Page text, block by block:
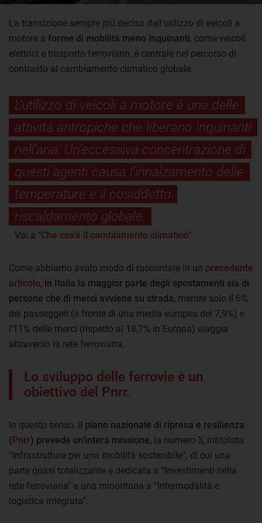
La transizione sempre più decisa dall’utilizzo di veicoli a
motore a forme di mobilità meno inquinanti, come veicoli
elettrici e trasporto ferroviario, è centrale nel percorso di
contrasto al cambiamento climatico globale.
L’utilizzo di veicoli a motore è una delle
attività antropiche che liberano inquinanti
nell’aria. Un’eccessiva concentrazione di
questi agenti causa l’innalzamento delle
temperature e il cosiddetto
riscaldamento globale.
Vai a "Che cos’è il cambiamento climatico"
Come abbiamo avuto modo di raccontare in un precedente
articolo, in Italia la maggior parte degli spostamenti sia di
persone che di merci avviene su strada, mentre solo il 6%
dei passeggeri (a fronte di una media europea del 7,9%) e
l’11% delle merci (rispetto al 18,7% in Europa) viaggia
attraverso la rete ferroviaria.
Lo sviluppo delle ferrovie è un
obiettivo del Pnrr.
In questo senso, il piano nazionale di ripresa e resilienza
(Pnrr) prevede un’intera missione, la numero 3, intitolata
“Infrastrutture per una mobilità sostenibile”, di cui una
parte quasi totalizzante è dedicata a “Investimenti nella
rete ferroviaria” e una minoritaria a “Intermodalità e
logistica integrata”.